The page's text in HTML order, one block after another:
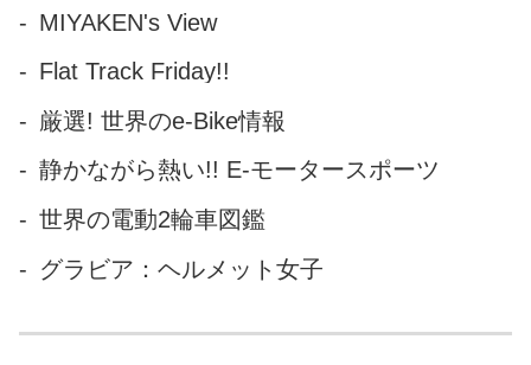
MIYAKEN's View
Flat Track Friday!!
厳選! 世界のe-Bike情報
静かながら熱い!! E-モータースポーツ
世界の電動2輪車図鑑
グラビア：ヘルメット女子